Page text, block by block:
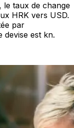
le taux de change
HRK vers USD.
par
devise est kn.